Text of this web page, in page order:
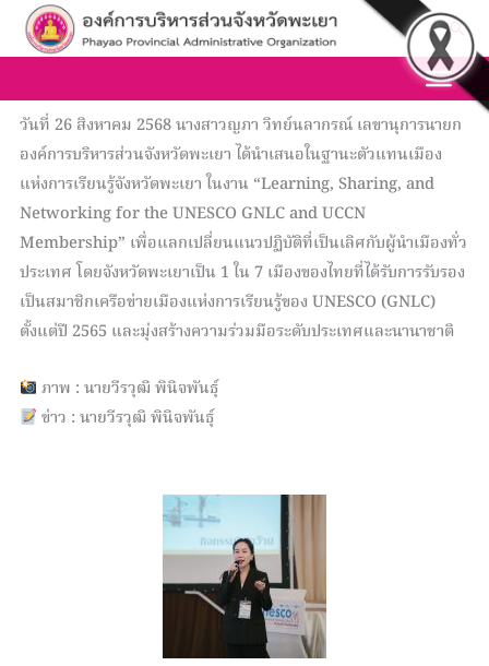
Skip
วันที่ 26 สิงหาคม 2568 นางสาวญภา วิทย์นลากรณ์ เลขานุการนายก
องค์การบริหารส่วนจังหวัดพะเยา ได้นำเสนอในฐานะตัวแทนเมือง
แห่งการเรียนรู้จังหวัดพะเยา ในงาน “Learning, Sharing, and
Networking for the UNESCO GNLC and UCCN
Membership” เพื่อแลกเปลี่ยนแนวปฏิบัติที่เป็นเลิศกับผู้นำเมืองทั่ว
ประเทศ โดยจังหวัดพะเยาเป็น 1 ใน 7 เมืองของไทยที่ได้รับการรับรอง
เป็นสมาชิกเครือข่ายเมืองแห่งการเรียนรู้ของ UNESCO (GNLC)
ตั้งแต่ปี 2565 และมุ่งสร้างความร่วมมือระดับประเทศและนานาชาติ
ภาพ : นายวีรวุฒิ พินิจพันธุ์
ข่าว : นายวีรวุฒิ พินิจพันธุ์